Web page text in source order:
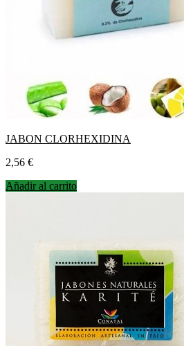
JABON CLORHEXIDINA
Precio
2,56 €
Añadir al carrito